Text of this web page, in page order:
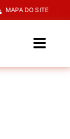
MAPA DO SITE